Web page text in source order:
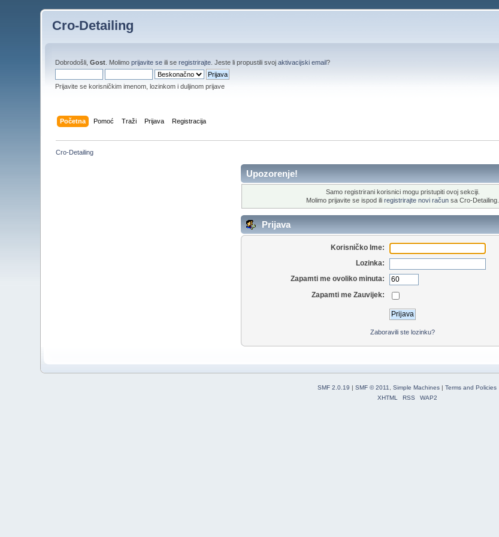
Cro-Detailing
Dobrodošli,Gost . Molimoprijavite se ili seregistrirajte . Jeste li propustili svojaktivacijski email?
Prijavite se korisničkim imenom, lozinkom i duljinom prijave
Početna Pomoć Traži Prijava Registracija
Cro-Detailing
Upozorenje!
Samo registrirani korisnici mogu pristupiti ovoj sekciji.
Molimo prijavite se ispod ili registrirajte novi račun sa Cro-Detailing.
Prijava
Korisničko Ime:
Lozinka:
Zapamti me ovoliko minuta:
Zapamti me Zauvijek:
Zaboravili ste lozinku?
SMF 2.0.19 | SMF © 2011 Simple Machines | Terms and Policies
XHTML
RSS WAP2